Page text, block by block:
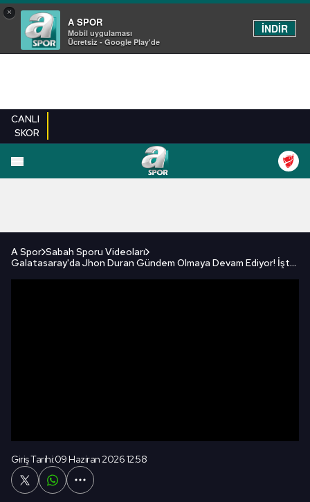
×
A SPOR
Mobil uygulaması
Ücretsiz - Google Play'de
İNDİR
CANLI
SKOR
FUTBOL
A Spor Sabah Sporu Videoları
Galatasaray'da Jhon Duran Gündem Olmaya Devam Ediyor! İşte Transfer Gelişmesindeki Son Durum
Giriş Tarihi:09 Haziran 2026 12:58